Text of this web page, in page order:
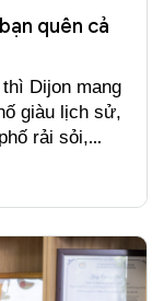
quên cả
Dijon mang
giàu lịch sử,
rải sỏi,
công trình
thành điểm
khi tham gia